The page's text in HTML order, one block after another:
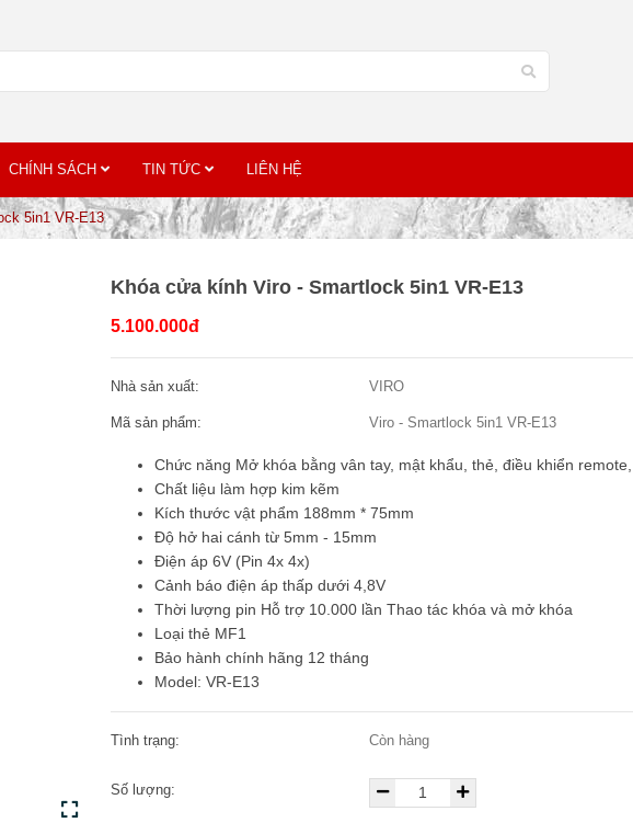
CHÍNH SÁCH TIN TỨC LIÊN HỆ
5in1 VR-E13
Khóa cửa kính Viro - Smartlock 5in1 VR-E13
5.100.000đ
Nhà sản xuất: VIRO
Mã sản phẩm: Viro - Smartlock 5in1 VR-E13
Chức năng Mở khóa bằng vân tay, mật khẩu, thẻ, điều khiển
Chất liệu làm hợp kim kẽm
Kích thước vật phẩm 188mm * 75mm
Độ hở hai cánh từ 5mm - 15mm
Điện áp 6V (Pin 4x 4x)
Cảnh báo điện áp thấp dưới 4,8V
Thời lượng pin Hỗ trợ 10.000 lần Thao tác khóa và mở khóa
Loại thẻ MF1
Bảo hành chính hãng 12 tháng
Model: VR-E13
Tình trạng: Còn hàng
Số lượng: